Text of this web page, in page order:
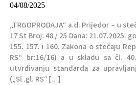
04/08/2025
„TRGOPRODAJA“ a.d. Prijedor – u
17 St Broj: 48 / 25 Dana: 21.07.2025.
155. 157. i 160. Zakona o stečaju
RS“ br:16/16) a u skladu sa čl.
utvrđivanju standarda za
(„Sl .gl. RS“ […]